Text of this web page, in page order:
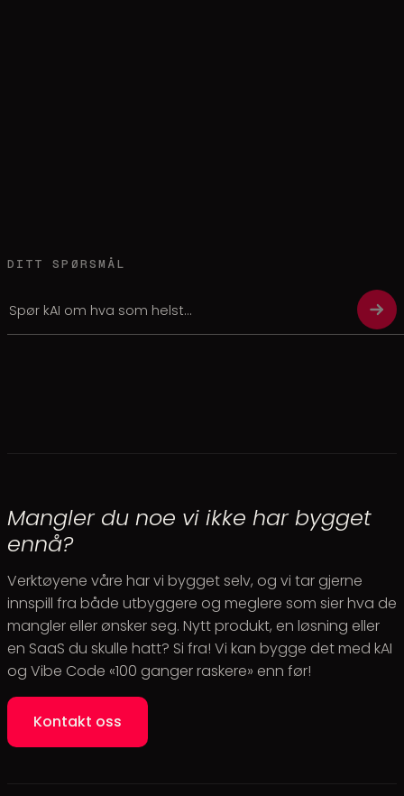
DITT SPØRSMÅL
Mangler du noe vi ikke har bygget
ennå?
Verktøyene våre har vi bygget selv, og vi tar gjerne
innspill fra både utbyggere og meglere som sier hva de
mangler eller ønsker seg. Nytt produkt, en løsning eller
en SaaS du skulle hatt? Si fra! Vi kan bygge det med kAI
og Vibe Code «100 ganger raskere» enn før!
Kontakt oss